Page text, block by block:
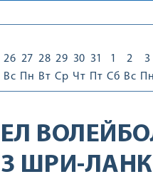
26
Вс
27
Пн
28
Вт
29
Ср
30
Чт
31
Пт
1
Сб
2
Вс
3
ШРИ-